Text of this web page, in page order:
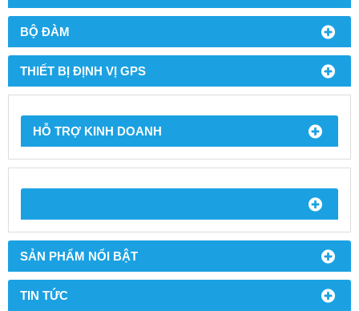
BỘ ĐÀM
THIẾT BỊ ĐỊNH VỊ GPS
HỖ TRỢ KINH DOANH
SẢN PHẨM NỔI BẬT
TIN TỨC